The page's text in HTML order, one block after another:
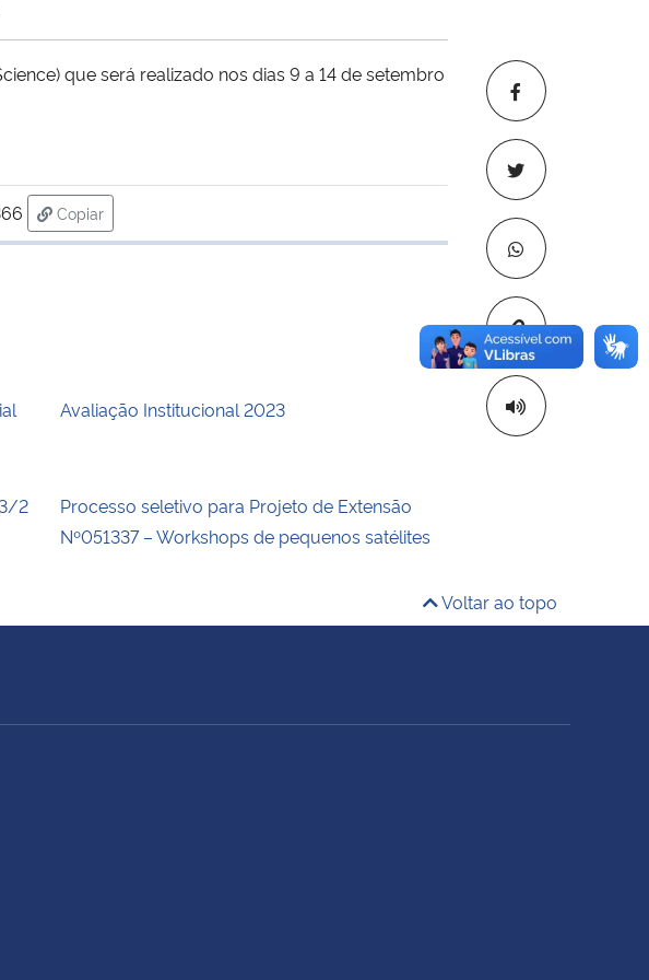
Copiar para
que será realizado nos dias 9 a 14 de setembro
Copiar
para área de transferência
Avaliação Institucional 2023
2
Processo seletivo para Projeto de Extensão
Nº051337 – Workshops de pequenos satélites
Voltar ao topo